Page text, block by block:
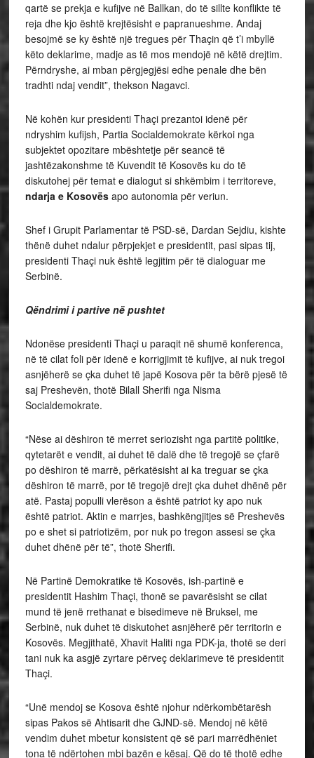
qartë se prekja e kufijve në Ballkan, do të sillte konflikte të
reja dhe kjo është krejtësisht e papranueshme. Andaj
besojmë se ky është një tregues për Thaçin që t’i mbyllë
këto deklarime, madje as të mos mendojë në këtë drejtim.
Përndryshe, ai mban përgjegjësi edhe penale dhe bën
tradhti ndaj vendit”, thekson Nagavci.
Në kohën kur presidenti Thaçi prezantoi idenë për
ndryshim kufijsh, Partia Socialdemokrate kërkoi nga
subjektet opozitare mbështetje për seancë të
jashtëzakonshme të Kuvendit të Kosovës ku do të
diskutohej për temat e dialogut si shkëmbim i territoreve,
ndarja e Kosovësapo autonomia për veriun.
Shef i Grupit Parlamentar të PSD-së, Dardan Sejdiu, kishte
thënë duhet ndalur përpjekjet e presidentit, pasi sipas tij,
presidenti Thaçi nuk është legjitim për të dialoguar me
Serbinë.
Qëndrimi i partive në pushtet
Ndonëse presidenti Thaçi u paraqit në shumë konferenca,
në të cilat foli për idenë e korrigjimit të kufijve, ai nuk tregoi
asnjëherë se çka duhet të japë Kosova për ta bërë pjesë të
saj Preshevën, thotë Bilall Sherifi nga Nisma
Socialdemokrate.
“Nëse ai dëshiron të merret seriozisht nga partitë politike,
qytetarët e vendit, ai duhet të dalë dhe të tregojë se çfarë
po dëshiron të marrë, përkatësisht ai ka treguar se çka
dëshiron të marrë, por të tregojë drejt çka duhet dhënë për
atë. Pastaj populli vlerëson a është patriot ky apo nuk
është patriot. Aktin e marrjes, bashkëngjitjes së Preshevës
po e shet si patriotizëm, por nuk po tregon assesi se çka
duhet dhënë për të”, thotë Sherifi.
Në Partinë Demokratike të Kosovës, ish-partinë e
presidentit Hashim Thaçi, thonë se pavarësisht se cilat
mund të jenë rrethanat e bisedimeve në Bruksel, me
Serbinë, nuk duhet të diskutohet asnjëherë për territorin e
Kosovës. Megjithatë, Xhavit Haliti nga PDK-ja, thotë se deri
tani nuk ka asgjë zyrtare përveç deklarimeve të presidentit
Thaçi.
“Unë mendoj se Kosova është njohur ndërkombëtarësh
sipas Pakos së Ahtisarit dhe GJND-së. Mendoj në këtë
vendim duhet mbetur konsistent që së pari marrëdhëniet
tona të ndërtohen mbi bazën e kësaj. Që do të thotë edhe